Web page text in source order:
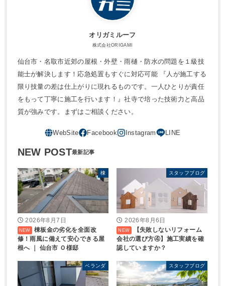
オリガミルーフ
株式会社ORIGAMI
仙台市・名取市近郊の屋根・外壁・雨樋・防水の問題を１級技
能士が解決します！応急処置もすぐに対応可能 『人が施工する
限り技量の差は仕上がりに現れるものです。一人ひとりが責任
をもって丁寧に施工を行います！』社寺で培った技術力と高品
質が強みです。まずはご相談ください。
NEW POST
棟
2026年8月7日
棟板金の劣化を全面改
修！雨風に備えて安心できる屋
根へ ｜ 仙台市 Ｏ様邸
スタッフブログ
2026年8月6日
【失敗しないリフォーム
会社の選び方④】施工実績を確
認していますか？
ベランダ スタッフブログ